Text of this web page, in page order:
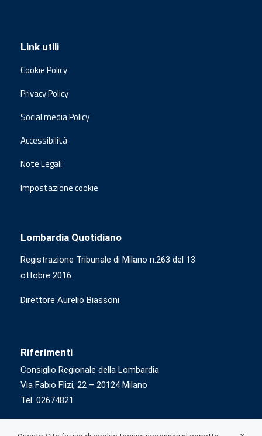
Link utili
Cookie Policy
Privacy Policy
Social media Policy
Accessibilità
Note Legali
Impostazione cookie
Lombardia Quotidiano
Registrazione Tribunale di Milano n.263 del 13
ottobre 2016.
Direttore Aurelio Biassoni
Riferimenti
Consiglio Regionale della Lombardia
Via Fabio Flizi, 22 – 20124 Milano
Tel. 02674821